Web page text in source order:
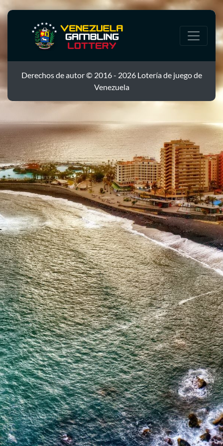
Derechos de autor © 2016 - 2026 Lotería de juego de
Venezuela